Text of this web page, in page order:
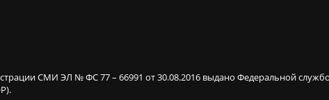
СМИ ЭЛ № ФС 77 – 66991 от 30.08.2016 выдано Федеральной